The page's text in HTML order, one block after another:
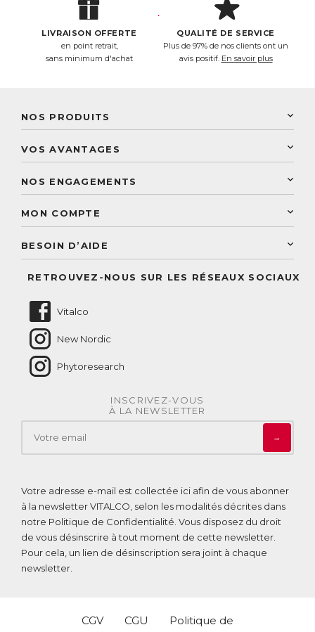
LIVRAISON OFFERTE
en point retrait,
sans minimum d'achat
QUALITÉ DE SERVICE
Plus de 97% de nos clients ont un
avis positif. En savoir plus
NOS PRODUITS
Laboratoire Landais
Découvrez le catalogue
VOS AVANTAGES
Paiement sécurisé
Conseils personnalisés
NOS ENGAGEMENTS
Conseil personnalisé
MON COMPTE
BESOIN D’AIDE
RETROUVEZ-NOUS SUR LES RÉSEAUX SOCIAUX
Vitalco
New Nordic
Phytoresearch
INSCRIVEZ-VOUS
À LA NEWSLETTER
→
Votre adresse e-mail est collectée ici afin de vous abonner
à la newsletter VITALCO, selon les modalités décrites dans
notre Politique de Confidentialité . Vous disposez du droit
de vous désinscrire à tout moment de cette newsletter.
Pour cela, un lien de désinscription sera joint à chaque
newsletter.
CGV CGU
Politique de